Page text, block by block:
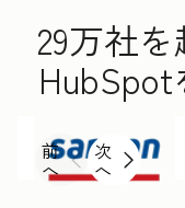
29万社
前
へ
次
へ